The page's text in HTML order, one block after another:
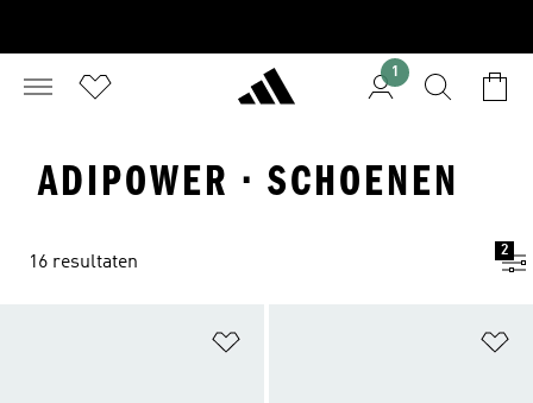
1
ADIPOWER · SCHOENEN
16 resultaten
2